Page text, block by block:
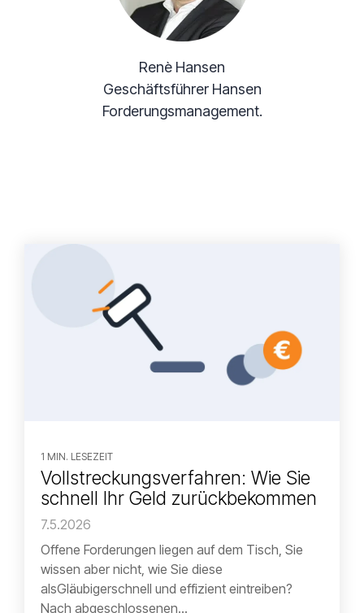
Renè Hansen
Geschäftsführer Hansen
Forderungsmanagement.
1 MIN. LESEZEIT
Vollstreckungsverfahren: Wie Sie
schnell Ihr Geld zurückbekommen
7.5.2026
Offene Forderungen liegen auf dem Tisch, Sie
wissen aber nicht, wie Sie diese
alsGläubigerschnell und effizient eintreiben?
Nach abgeschlossenen...